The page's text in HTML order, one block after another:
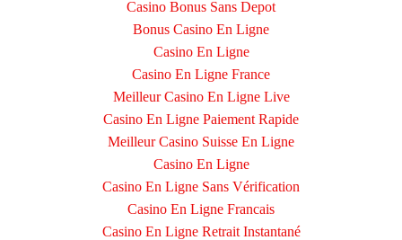
Casino Bonus Sans Depot
Bonus Casino En Ligne
Casino En Ligne
Casino En Ligne France
Meilleur Casino En Ligne Live
Casino En Ligne Paiement Rapide
Meilleur Casino Suisse En Ligne
Casino En Ligne
Casino En Ligne Sans Vérification
Casino En Ligne Francais
Casino En Ligne Retrait Instantané